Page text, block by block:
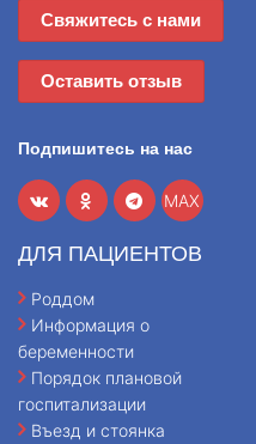
Свяжитесь с нами
Оставить отзыв
Подпишитесь на нас
MAX
ДЛЯ ПАЦИЕНТОВ
Роддом
Информация о
беременности
Порядок плановой
госпитализации
Въезд и стоянка